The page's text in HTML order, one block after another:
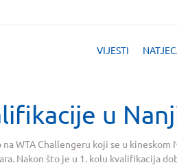
VIJESTI
u
WTA Challengeru koji se u kineskom
Nakon što je u 1. kolu kvalifikacija